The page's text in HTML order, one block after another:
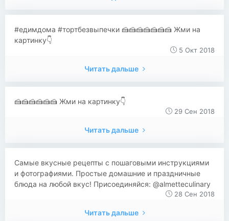
#едимдома #тортбезвыпечки 🍰🍰🍰🍰🍰🍰🍰 Жми на
картинку👇
5 Окт 2018
Читать дальше
🍰🍰🍰🍰🍰🍰 Жми на картинку👇
29 Сен 2018
Читать дальше
​​Самые вкусные рецепты с пошаговыми инструкциями
и фотографиями. Простые домашние и праздничные
блюда на любой вкус! Присоединяйся: @almetteculinary
28 Сен 2018
Читать дальше